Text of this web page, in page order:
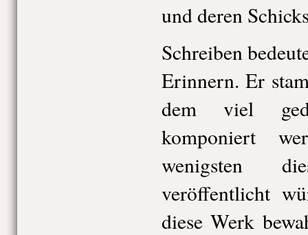
und deren
Schreiben
Erinnern. Er
dem viel
komponiert
wenigsten
veröffentlicht
diese Werk